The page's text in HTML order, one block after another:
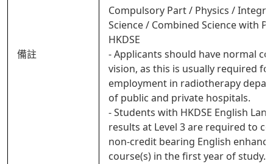
備註
Compulsory Part / Physics /
Science / Combined Science with
HKDSE
- Applicants should have normal
vision, as this is usually required for
employment in radiotherapy
of public and private hospitals.
- Students with HKDSE English
results at Level 3 are required to
non-credit bearing English
course(s) in the first year of study.